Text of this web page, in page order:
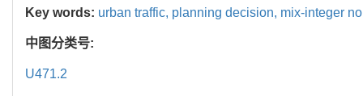
Key words: urban traffic, planning decision, mix-integer
中图分类号:
U471.2